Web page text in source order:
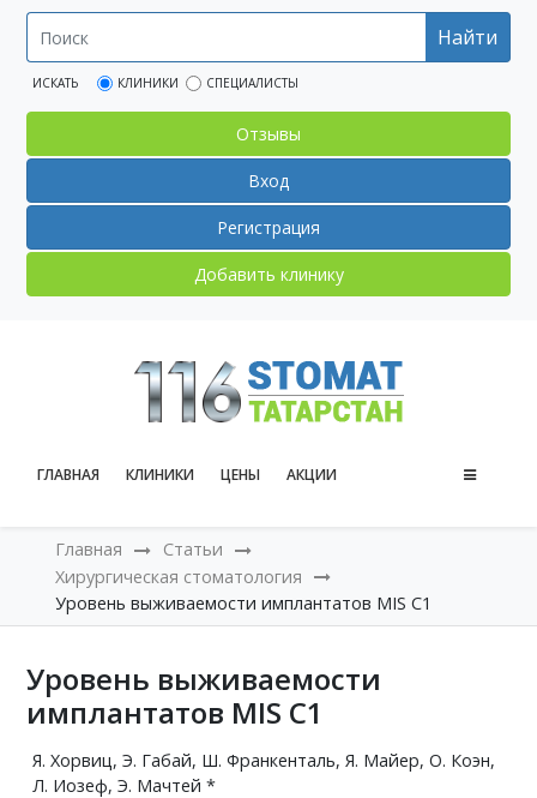
Найти
ИСКАТЬ КЛИНИКИ СПЕЦИАЛИСТЫ
Отзывы
Вход
Регистрация
Добавить клинику
ГЛАВНАЯ КЛИНИКИ ЦЕНЫ АКЦИИ
Главная
Статьи
Хирургическая стоматология
Уровень выживаемости имплантатов MIS C1
Уровень выживаемости
имплантатов MIS C1
Я. Хорвиц, Э. Габай, Ш. Франкенталь, Я. Майер, О. Коэн,
Л. Иозеф, Э. Мачтей *